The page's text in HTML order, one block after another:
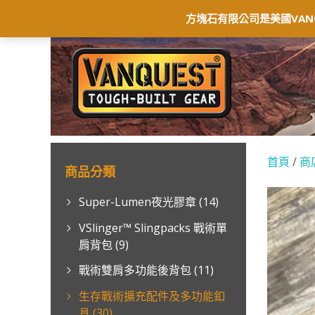
方塊石有限公司是美國
商店 聯絡我們
商品分類
Super-Lumen夜光膠章(14)
VSlinger™ Slingpacks 戰術單
肩背包(9)
戰術雙肩多功能後背包(11)
生存戰術擴充配件及多功能釦
首頁 / 商